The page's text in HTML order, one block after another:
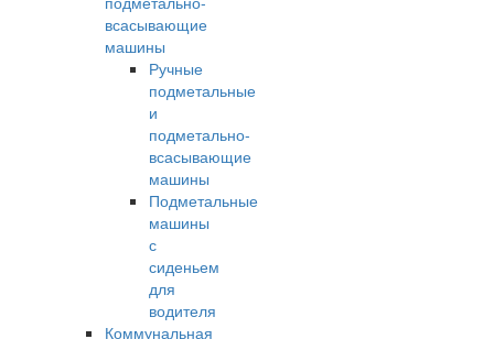
всасывающие
машины
Ручные
подметальные
и
подметально-
всасывающие
машины
Подметальные
машины
с
сиденьем
для
водителя
Коммунальная